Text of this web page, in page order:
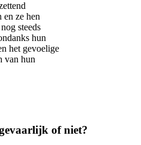
en ze hen
steeds
hun
het gevoelige
van hun
of niet?